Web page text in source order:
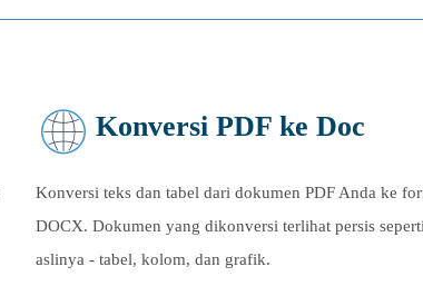
Konversi PDF ke Doc
Konversi teks dan tabel dari dokumen PDF Anda ke
DOCX. Dokumen yang dikonversi terlihat persis seperti
aslinya - tabel, kolom, dan grafik.